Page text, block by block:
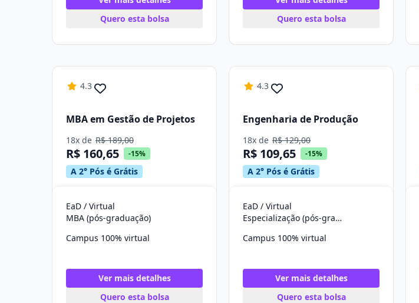
Quero esta bolsa
Quero esta bolsa
4.3
MBA em Gestão de Projetos
18x de R$ 189,00
R$ 160,65 -15%
A 2° Pós é Grátis
EaD / Virtual
MBA (pós-graduação)
Campus 100% virtual
Ver mais detalhes
Quero esta bolsa
4.3
Engenharia de Produção
18x de R$ 129,00
R$ 109,65 -15%
A 2° Pós é Grátis
EaD / Virtual
Especialização (pós-graduação)
Campus 100% virtual
Ver mais detalhes
Quero esta bolsa